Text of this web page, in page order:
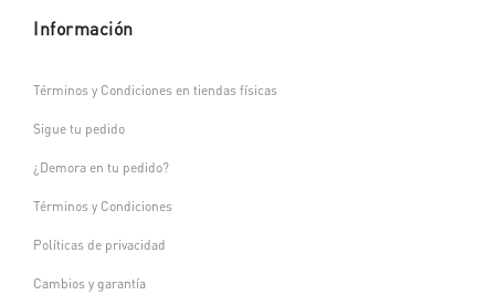
Información
Términos y Condiciones en tiendas físicas
Sigue tu pedido
¿Demora en tu pedido?
Términos y Condiciones
Políticas de privacidad
Cambios y garantía